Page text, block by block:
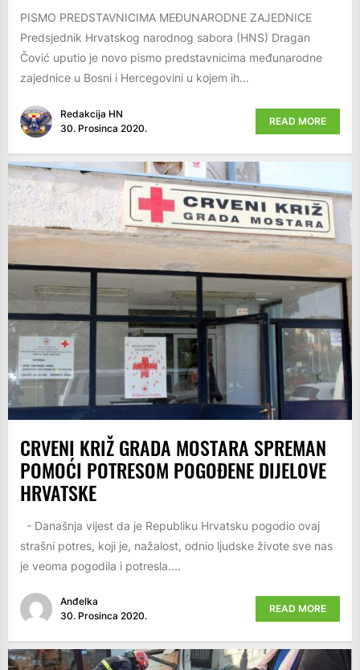
PISMO PREDSTAVNICIMA MEĐUNARODNE ZAJEDNICE
Predsjednik Hrvatskog narodnog sabora (HNS) Dragan
Čović uputio je novo pismo predstavnicima međunarodne
zajednice u Bosni i Hercegovini u kojem ih...
Redakcija HN
30. Prosinca 2020.
READ MORE
CRVENI KRIŽ GRADA MOSTARA SPREMAN
POMOĆI POTRESOM POGOĐENE DIJELOVE
HRVATSKE
- Današnja vijest da je Republiku Hrvatsku pogodio ovaj
strašni potres, koji je, nažalost, odnio ljudske živote sve nas
je veoma pogodila i potresla....
Anđelka
30. Prosinca 2020.
READ MORE